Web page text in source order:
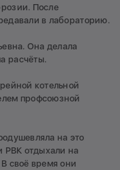
После
в лабораторию.
Она делала
расчёты.
котельной
профсоюзной
на это
РВК отдыхали на
своё время они